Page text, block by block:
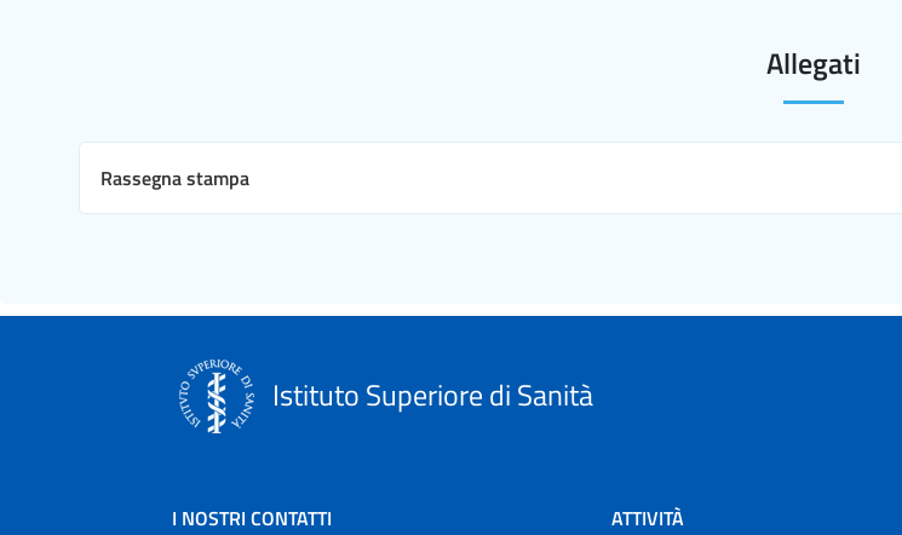
Allegati
Rassegna stampa
Istituto Superiore di Sanità
I NOSTRI CONTATTI ATTIVITÀ